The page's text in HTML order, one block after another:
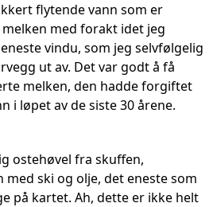
flytende vann som er
med forakt idet jeg
vindu, som jeg selvfølgelig
ut av. Det var godt å få
melken, den hadde forgiftet
i løpet av de siste 30 årene.
ostehøvel fra skuffen,
med ski og olje, det eneste som
på kartet. Ah, dette er ikke helt